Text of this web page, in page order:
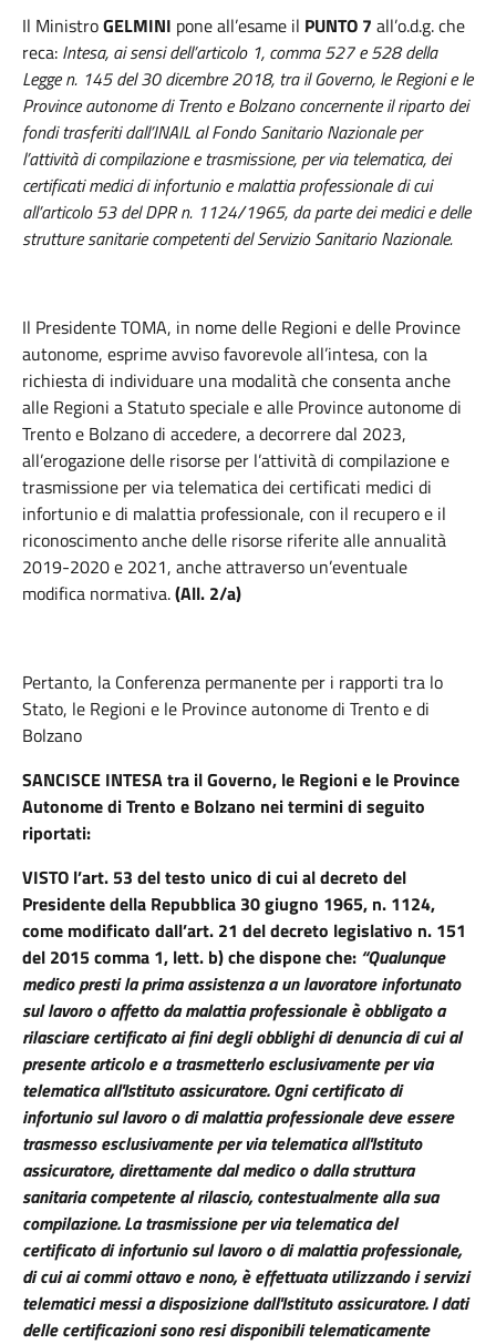
Il MinistroGELMINI pone all’esame il PUNTO 7 all’o.d.g. che
reca: Intesa, ai sensi dell’articolo 1, comma 527 e 528 della
Legge n. 145 del 30 dicembre 2018, tra il Governo, le Regioni e le
Province autonome di Trento e Bolzano concernente il riparto dei
fondi trasferiti dall’INAIL al Fondo Sanitario Nazionale per
l’attività di compilazione e trasmissione, per via telematica, dei
certificati medici di infortunio e malattia professionale di cui
all’articolo 53 del DPR n. 1124/1965, da parte dei medici e delle
strutture sanitarie competenti del Servizio Sanitario Nazionale.
Il Presidente TOMA, in nome delle Regioni e delle Province
autonome, esprime avviso favorevole all’intesa, con la
richiesta di individuare una modalità che consenta anche
alle Regioni a Statuto speciale e alle Province autonome di
Trento e Bolzano di accedere, a decorrere dal 2023,
all’erogazione delle risorse per l’attività di compilazione e
trasmissione per via telematica dei certificati medici di
infortunio e di malattia professionale, con il recupero e il
riconoscimento anche delle risorse riferite alle annualità
2019-2020 e 2021, anche attraverso un’eventuale
modifica normativa.(All. 2/a)
Pertanto, la Conferenza permanente per i rapporti tra lo
Stato, le Regioni e le Province autonome di Trento e di
Bolzano
SANCISCE INTESA tra il Governo, le Regioni e le Province
Autonome di Trento e Bolzano nei termini di seguito
riportati:
VISTO l’art. 53 del testo unico di cui al decreto del
Presidente della Repubblica 30 giugno 1965, n. 1124,
come modificato dall’art. 21 del decreto legislativo n. 151
del 2015 comma 1, lett. b) che dispone che: “Qualunque
medico presti la prima assistenza a un lavoratore infortunato
sul lavoro o affetto da malattia professionale è obbligato a
rilasciare certificato ai fini degli obblighi di denuncia di cui al
presente articolo e a trasmetterlo esclusivamente per via
telematica all'Istituto assicuratore. Ogni certificato di
infortunio sul lavoro o di malattia professionale deve essere
trasmesso esclusivamente per via telematica all'Istituto
assicuratore, direttamente dal medico o dalla struttura
sanitaria competente al rilascio, contestualmente alla sua
compilazione. La trasmissione per via telematica del
certificato di infortunio sul lavoro o di malattia professionale,
di cui ai commi ottavo e nono, è effettuata utilizzando i servizi
telematici messi a disposizione dall'Istituto assicuratore. I dati
delle certificazioni sono resi disponibili telematicamente